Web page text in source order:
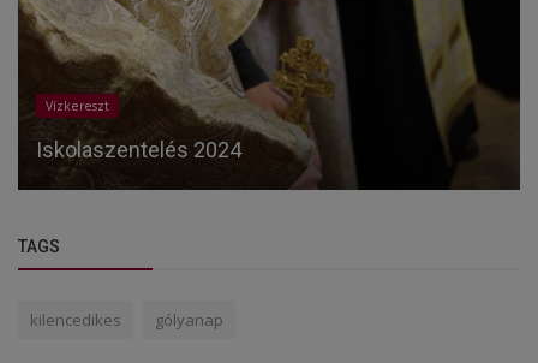
Vízkereszt
Iskolaszentelés 2024
TAGS
kilencedikes gólyanap